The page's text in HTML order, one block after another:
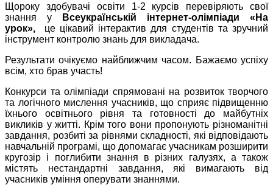
Щороку здобувачі освіти 1-2 курсів перевіряють свої
знання у
Всеукраїнській інтернет-олімпіади «На
урок»,
це цікавий інтерактив для студентів та зручний
інструмент контролю знань для викладача.
Результати очікуємо найближчим часом. Бажаємо успіху
всім, хто брав участь!
Конкурси та олімпіади спрямовані на розвиток творчого
та логічного мислення учасників, що сприяє підвищенню
їхнього освітнього рівня та готовності до майбутніх
викликів у житті. Крім того вони пропонують різноманітні
завдання, розбиті за рівнями складності, які відповідають
навчальній програмі, що допомагає учасникам розширити
кругозір і поглибити знання в різних галузях, а також
містять нестандартні завдання, які вимагають від
учасників уміння оперувати знаннями.